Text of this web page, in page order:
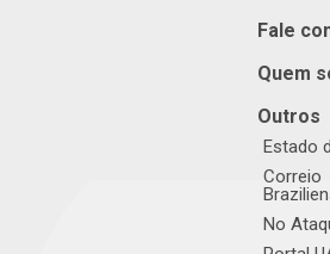
Fale
Quem
Outros
Estado
Correio
No